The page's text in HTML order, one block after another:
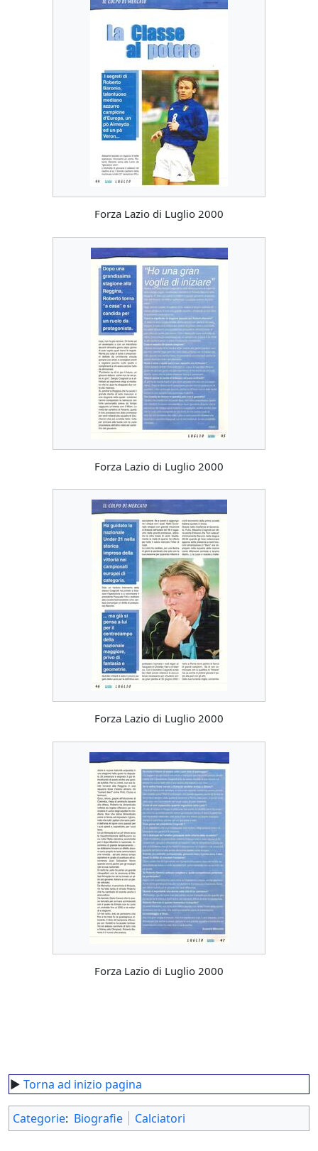
Forza Lazio di Luglio 2000
Forza Lazio di Luglio 2000
Forza Lazio di Luglio 2000
Forza Lazio di Luglio 2000
► Torna ad inizio pagina
Categorie: Biografie Calciatori